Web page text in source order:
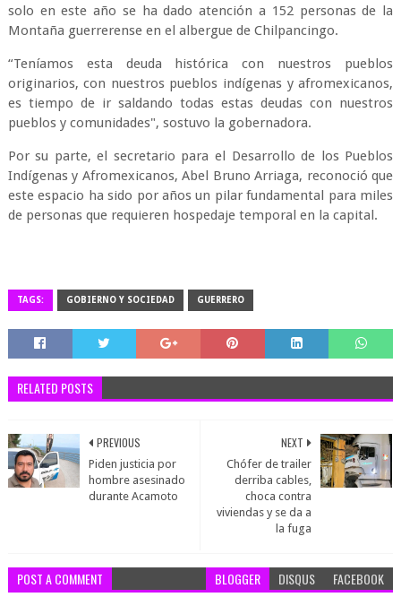
solo en este año se ha dado atención a 152 personas de la
Montaña guerrerense en el albergue de Chilpancingo.
“Teníamos esta deuda histórica con nuestros pueblos
originarios, con nuestros pueblos indígenas y afromexicanos,
es tiempo de ir saldando todas estas deudas con nuestros
pueblos y comunidades", sostuvo la gobernadora.
Por su parte, el secretario para el Desarrollo de los Pueblos
Indígenas y Afromexicanos, Abel Bruno Arriaga, reconoció que
este espacio ha sido por años un pilar fundamental para miles
de personas que requieren hospedaje temporal en la capital.
TAGS: GOBIERNO Y SOCIEDAD GUERRERO
RELATED POSTS
NEXT
Chófer de trailer
derriba cables,
choca contra
viviendas y se da a
la fuga
PREVIOUS
Piden justicia por
hombre asesinado
durante Acamoto
POST A COMMENT BLOGGER DISQUS FACEBOOK